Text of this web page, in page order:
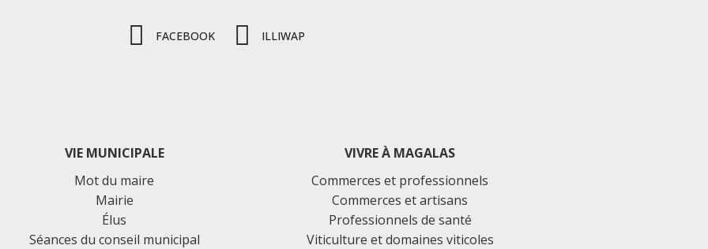
FACEBOOK ILLIWAP
VIE MUNICIPALE
Mot du maire
Mairie
Élus
Séances du conseil municipal
VIVRE À MAGALAS
Commerces et professionnels
Commerces et artisans
Professionnels de santé
Viticulture et domaines viticoles